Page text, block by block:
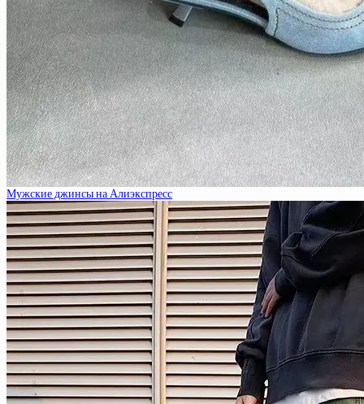
Мужские джинсы на Алиэкспресс